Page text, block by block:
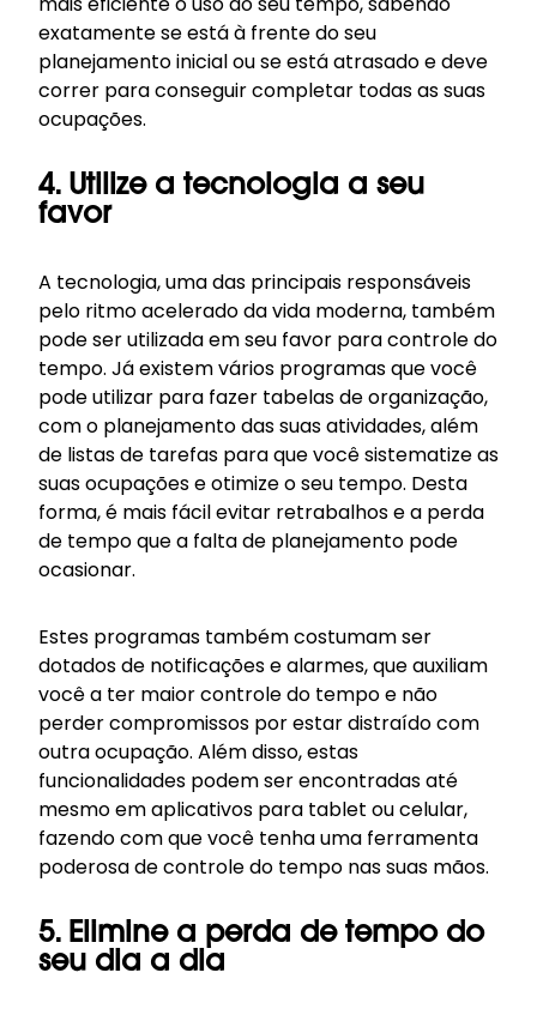
exatamente se está à frente do seu
planejamento inicial ou se está atrasado e deve
correr para conseguir completar todas as suas
ocupações.
4. Utilize a tecnologia a seu
favor
A tecnologia, uma das principais responsáveis
pelo ritmo acelerado da vida moderna, também
pode ser utilizada em seu favor para controle do
tempo. Já existem vários programas que você
pode utilizar para fazer tabelas de organização,
com o planejamento das suas atividades, além
de listas de tarefas para que você sistematize as
suas ocupações e otimize o seu tempo. Desta
forma, é mais fácil evitar retrabalhos e a perda
de tempo que a falta de planejamento pode
ocasionar.
Estes programas também costumam ser
dotados de notificações e alarmes, que auxiliam
você a ter maior controle do tempo e não
perder compromissos por estar distraído com
outra ocupação. Além disso, estas
funcionalidades podem ser encontradas até
mesmo em aplicativos para tablet ou celular,
fazendo com que você tenha uma ferramenta
poderosa de controle do tempo nas suas mãos.
5. Elimine a perda de tempo do
seu dia a dia